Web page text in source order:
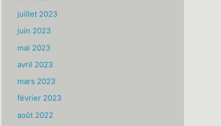
juillet 2023
juin 2023
mai 2023
avril 2023
mars 2023
février 2023
août 2022